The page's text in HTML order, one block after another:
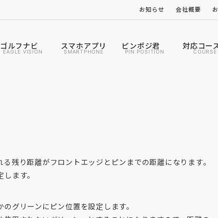
お知らせ 会社概要
ゴルフナビ
EAGLE VISION
スマホアプリ
SMARTPHONE
ピンポジ君
PIN POSITION
対応コー
COURSE
残り距離がフロントエッジとピンまでの距離になります。
ます。
グリーンにピン位置を設定します。